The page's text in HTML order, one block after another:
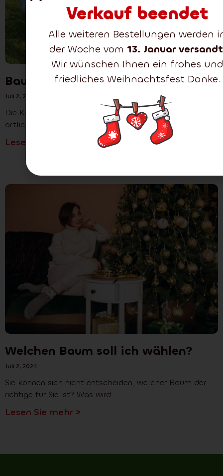
Baumpflanzung in Šenov
Juli 2, 2024
Die Kinder von Šenov pflanzten unter Anleitung des
örtlichen Pfarrers auf dem Grundstück in
Lesen Sie mehr >
Welchen Baum soll ich wählen?
Juli 2, 2024
Sie können sich nicht entscheiden, welcher Baum der
richtige für Sie ist? Was wird
Lesen Sie mehr >
Verkauf beendet
Alle weiteren Bestellungen werden
der Woche vom 13. Januar versandt
Wir wünschen Ihnen ein frohes und
friedliches Weihnachtsfest Danke.